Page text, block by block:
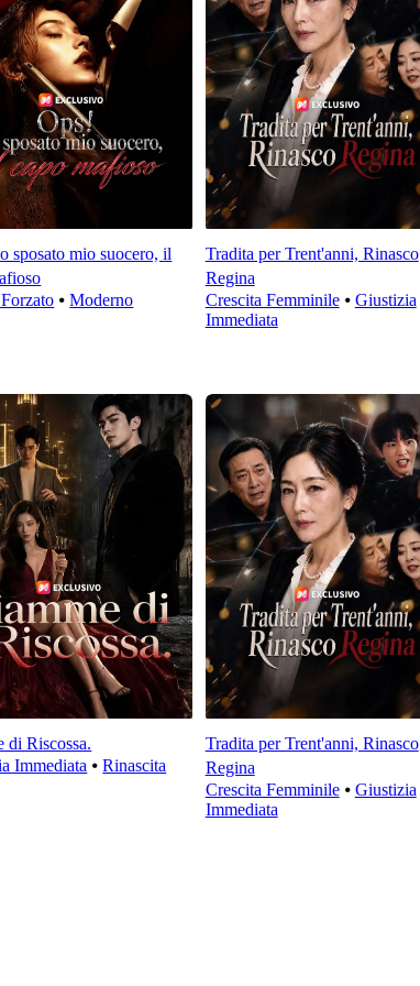
sposato mio suocero, il
⦁Moderno
Tradita per Trent'anni, Rinasco
Regina
Crescita Femminile⦁ Giustizia
Immediata
di Riscossa.
Immediata ⦁Rinascita
Tradita per Trent'anni, Rinasco
Regina
Crescita Femminile⦁ Giustizia
Immediata